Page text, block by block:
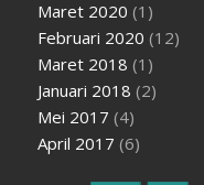
Maret 2020 (1)
Februari 2020 (12)
Maret 2018 (1)
Januari 2018 (2)
Mei 2017 (4)
April 2017 (6)